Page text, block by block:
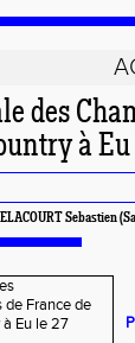
des
à
Sebastien